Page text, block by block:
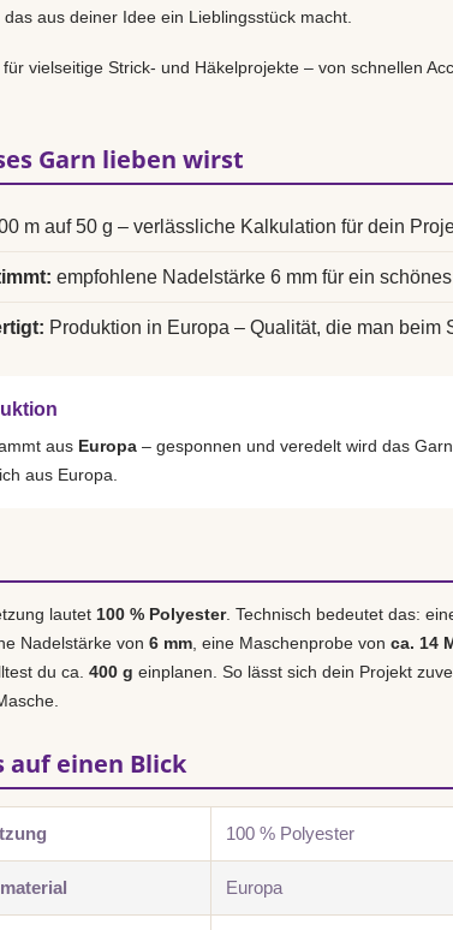
aus deiner Idee ein Lieblingsstück macht.
vielseitige Strick- und Häkelprojekte – von schnellen
Garn lieben wirst
m auf 50 g – verlässliche Kalkulation für dein
empfohlene Nadelstärke 6 mm für ein
Produktion in Europa – Qualität, die man beim
aus Europa – gesponnen und veredelt wird das
aus Europa.
lautet 100 % Polyester. Technisch bedeutet das:
Nadelstärke von 6 mm , eine Maschenprobe von ca. 14
du ca. 400 g einplanen. So lässt sich dein Projekt
einen Blick
100 % Polyester
Europa